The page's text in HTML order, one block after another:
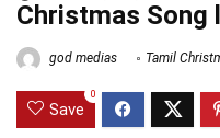
Christmas Song
god medias Tamil
Save
0